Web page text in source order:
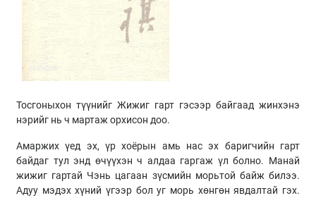
Тосгоныхон түүнийг Жижиг гарт гэсээр байгаад жинхэнэ
нэрийг нь ч мартаж орхисон доо.
Амаржих үед эх, үр хоёрын амь нас эх баригчийн гарт
байдаг тул энд өчүүхэн ч алдаа гаргаж үл болно. Манай
жижиг гартай Чэнь цагаан зүсмийн морьтой байж билээ.
Адуу мэдэх хүний үгээр бол уг морь хөнгөн явдалтай гэх.